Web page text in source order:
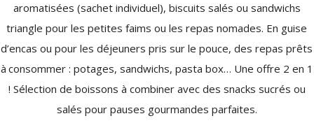
aromatisées (sachet individuel), biscuits salés ou sandwichs
triangle pour les petites faims ou les repas nomades. En guise
d’encas ou pour les déjeuners pris sur le pouce, des repas prêts
à consommer : potages, sandwichs, pasta box… Une offre 2 en 1
! Sélection de boissons à combiner avec des snacks sucrés ou
salés pour pauses gourmandes parfaites.